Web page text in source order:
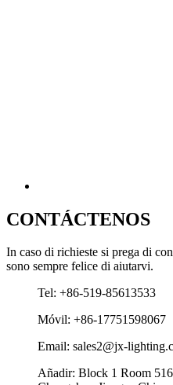
CONTÁCTENOS
In caso di richieste si prega di
sono sempre felice di aiutarvi.
Tel: +86-519-85613533
Móvil: +86-17751598067
Email: sales2@jx-
Añadir: Block 1 Room